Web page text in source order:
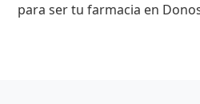
para ser tu farmacia en